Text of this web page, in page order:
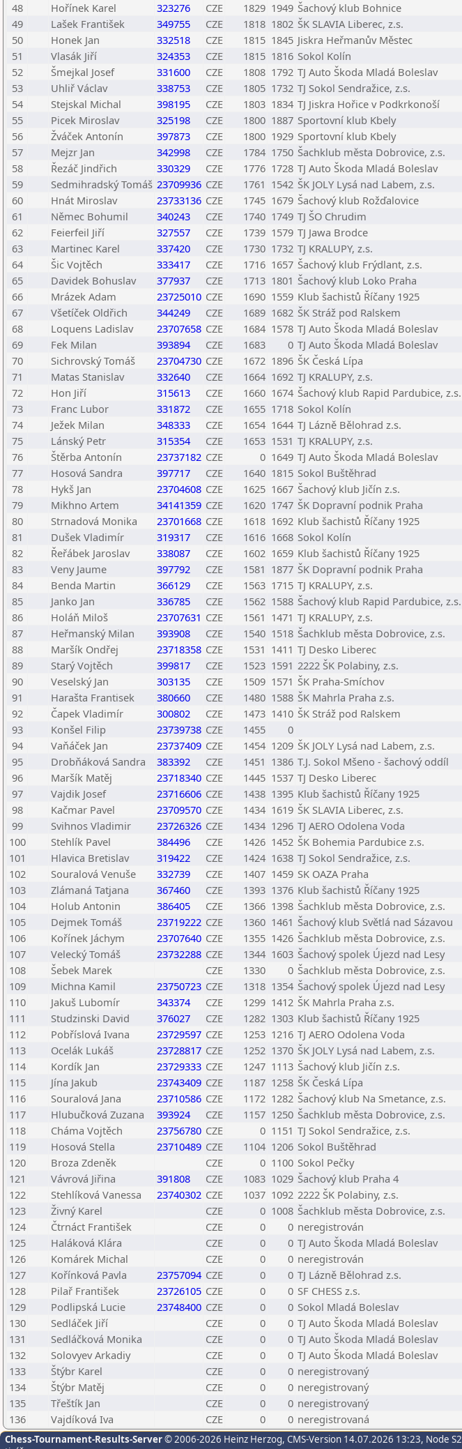
48
Hořínek Karel 323276 CZE 1829 1949 Šachový klub Bohnice
49
Lašek František 349755 CZE 1818 1802 ŠK SLAVIA Liberec, z.s.
50
Honek Jan 332518 CZE 1815 1845 Jiskra Heřmanův Městec
51
Vlasák Jiří 324353 CZE 1815 1816 Sokol Kolín
52
Šmejkal Josef 331600 CZE 1808 1792 TJ Auto Škoda Mladá Boleslav
53
Uhliř Václav 338753 CZE 1805 1732 TJ Sokol Sendražice, z.s.
54
Stejskal Michal 398195 CZE 1803 1834 TJ Jiskra Hořice v Podkrkonoší
55
Picek Miroslav 325198 CZE 1800 1887 Sportovní klub Kbely
56
Žváček Antonín 397873 CZE 1800 1929 Sportovní klub Kbely
57
Mejzr Jan 342998 CZE 1784 1750 Šachklub města Dobrovice, z.s.
58
Řezáč Jindřich 330329 CZE 1776 1728 TJ Auto Škoda Mladá Boleslav
59
Sedmihradský Tomáš 23709936 CZE 1761 1542 ŠK JOLY Lysá nad Labem, z.s.
60
Hnát Miroslav 23733136 CZE 1745 1679 Šachový klub Rožďalovice
61
Němec Bohumil 340243 CZE 1740 1749 TJ ŠO Chrudim
62
Feierfeil Jiří 327557 CZE 1739 1579 TJ Jawa Brodce
63
Martinec Karel 337420 CZE 1730 1732 TJ KRALUPY, z.s.
64
Šic Vojtěch 333417 CZE 1716 1657 Šachový klub Frýdlant, z.s.
65
Davidek Bohuslav 377937 CZE 1713 1801 Šachový klub Loko Praha
66
Mrázek Adam 23725010 CZE 1690 1559 Klub šachistů Říčany 1925
67
Všetíček Oldřich 344249 CZE 1689 1682 ŠK Stráž pod Ralskem
68
Loquens Ladislav 23707658 CZE 1684 1578 TJ Auto Škoda Mladá Boleslav
69
Fek Milan 393894 CZE 1683 0 TJ Auto Škoda Mladá Boleslav
70
Sichrovský Tomáš 23704730 CZE 1672 1896 ŠK Česká Lípa
71
Matas Stanislav 332640 CZE 1664 1692 TJ KRALUPY, z.s.
72
Hon Jiří 315613 CZE 1660 1674 Šachový klub Rapid Pardubice, z.s.
73
Franc Lubor 331872 CZE 1655 1718 Sokol Kolín
74
Ježek Milan 348333 CZE 1654 1644 TJ Lázně Bělohrad z.s.
75
Lánský Petr 315354 CZE 1653 1531 TJ KRALUPY, z.s.
76
Štěrba Antonín 23737182 CZE 0 1649 TJ Auto Škoda Mladá Boleslav
77
Hosová Sandra 397717 CZE 1640 1815 Sokol Buštěhrad
78
Hykš Jan 23704608 CZE 1625 1667 Šachový klub Jičín z.s.
79
Mikhno Artem 34141359 CZE 1620 1747 ŠK Dopravní podnik Praha
80
Strnadová Monika 23701668 CZE 1618 1692 Klub šachistů Říčany 1925
81
Dušek Vladimír 319317 CZE 1616 1668 Sokol Kolín
82
Řeřábek Jaroslav 338087 CZE 1602 1659 Klub šachistů Říčany 1925
83
Veny Jaume 397792 CZE 1581 1877 ŠK Dopravní podnik Praha
84
Benda Martin 366129 CZE 1563 1715 TJ KRALUPY, z.s.
85
Janko Jan 336785 CZE 1562 1588 Šachový klub Rapid Pardubice, z.s.
86
Holáň Miloš 23707631 CZE 1561 1471 TJ KRALUPY, z.s.
87
Heřmanský Milan 393908 CZE 1540 1518 Šachklub města Dobrovice, z.s.
88
Maršík Ondřej 23718358 CZE 1531 1411 TJ Desko Liberec
89
Starý Vojtěch 399817 CZE 1523 1591 2222 ŠK Polabiny, z.s.
90
Veselský Jan 303135 CZE 1509 1571 ŠK Praha-Smíchov
91
Harašta Frantisek 380660 CZE 1480 1588 ŠK Mahrla Praha z.s.
92
Čapek Vladimír 300802 CZE 1473 1410 ŠK Stráž pod Ralskem
93
Konšel Filip 23739738 CZE 1455
0
94
Vaňáček Jan 23737409 CZE 1454 1209 ŠK JOLY Lysá nad Labem, z.s.
95
Drobňáková Sandra 383392 CZE 1451 1386 T.J. Sokol Mšeno - šachový oddíl
96
Maršík Matěj 23718340 CZE 1445 1537 TJ Desko Liberec
97
Vajdik Josef 23716606 CZE 1438 1395 Klub šachistů Říčany 1925
98
Kačmar Pavel 23709570 CZE 1434 1619 ŠK SLAVIA Liberec, z.s.
99
Svihnos Vladimir 23726326 CZE 1434 1296 TJ AERO Odolena Voda
100
Stehlík Pavel 384496 CZE 1426 1452 ŠK Bohemia Pardubice z.s.
101
Hlavica Bretislav 319422 CZE 1424 1638 TJ Sokol Sendražice, z.s.
102
Souralová Venuše 332739 CZE 1407 1459 SK OAZA Praha
103
Zlámaná Tatjana 367460 CZE 1393 1376 Klub šachistů Říčany 1925
104
Holub Antonin 386405 CZE 1366 1398 Šachklub města Dobrovice, z.s.
105
Dejmek Tomáš 23719222 CZE 1360 1461 Šachový klub Světlá nad Sázavou
106
Kořínek Jáchym 23707640 CZE 1355 1426 Šachklub města Dobrovice, z.s.
107
Velecký Tomáš 23732288 CZE 1344 1603 Šachový spolek Újezd nad Lesy
108
Šebek Marek CZE 1330 0 Šachklub města Dobrovice, z.s.
109
Michna Kamil 23750723 CZE 1318 1354 Šachový spolek Újezd nad Lesy
110
Jakuš Lubomír 343374 CZE 1299 1412 ŠK Mahrla Praha z.s.
111
Studzinski David 376027 CZE 1282 1303 Klub šachistů Říčany 1925
112
Pobříslová Ivana 23729597 CZE 1253 1216 TJ AERO Odolena Voda
113
Ocelák Lukáš 23728817 CZE 1252 1370 ŠK JOLY Lysá nad Labem, z.s.
114
Kordík Jan 23729333 CZE 1247 1113 Šachový klub Jičín z.s.
115
Jína Jakub 23743409 CZE 1187 1258 ŠK Česká Lípa
116
Souralová Jana 23710586 CZE 1172 1282 Šachový klub Na Smetance, z.s.
117
Hlubučková Zuzana 393924 CZE 1157 1250 Šachklub města Dobrovice, z.s.
118
Cháma Vojtěch 23756780 CZE 0 1151 TJ Sokol Sendražice, z.s.
119
Hosová Stella 23710489 CZE 1104 1206 Sokol Buštěhrad
120
Broza Zdeněk CZE 0 1100 Sokol Pečky
121
Vávrová Jiřina 391808 CZE 1083 1029 Šachový klub Praha 4
122
Stehlíková Vanessa 23740302 CZE 1037 1092 2222 ŠK Polabiny, z.s.
123
Živný Karel CZE 0 1008 Šachklub města Dobrovice, z.s.
124
Čtrnáct František CZE 0 0 neregistrován
125
Haláková Klára CZE 0 0 TJ Auto Škoda Mladá Boleslav
126
Komárek Michal CZE 0 0 neregistrován
127
Kořínková Pavla 23757094 CZE 0 0 TJ Lázně Bělohrad z.s.
128
Pilař František 23726105 CZE 0 0 SF CHESS z.s.
129
Podlipská Lucie 23748400 CZE 0 0 Sokol Mladá Boleslav
130
Sedláček Jiří CZE 0 0 TJ Auto Škoda Mladá Boleslav
131
Sedláčková Monika CZE 0 0 TJ Auto Škoda Mladá Boleslav
132
Solovyev Arkadiy CZE 0 0 TJ Auto Škoda Mladá Boleslav
133
Štýbr Karel CZE 0 0 neregistrovaný
134
Štýbr Matěj CZE 0 0 neregistrovaný
135
Třeštík Jan CZE 0 0 neregistrovaný
136
Vajdíková Iva CZE 0 0 neregistrovaná
Chess-Tournament-Results-Server© 2006-2026 Heinz Herzog, CMS-Version 14.07.2026 13:23, Node S2